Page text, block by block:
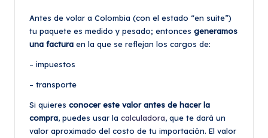
Antes de volar a Colombia (con el estado “en suite”)
tu paquete es medido y pesado; entonces generamos
una factura en la que se reflejan los cargos de:
– impuestos
– transporte
Si quieres conocer este valor antes de hacer la
compra, puedes usar la calculadora, que te dará un
valor aproximado del costo de tu importación. El valor